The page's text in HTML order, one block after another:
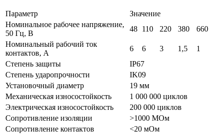
Параметр
Значение
Номинальное рабочее напряжение,
50 Гц, В
48 110 220 380
660
Номинальный рабочий ток
контактов, А
6 6 3 1,5
1
Степень защиты
IP67
Степень ударопрочности
IK09
Установочный диаметр
19 мм
Механическая износостойкость
1 000 000 циклов
Электрическая износостойкость
200 000 циклов
Сопротивление изоляции
>1000 МОм
Сопротивление контактов
<20 мОм